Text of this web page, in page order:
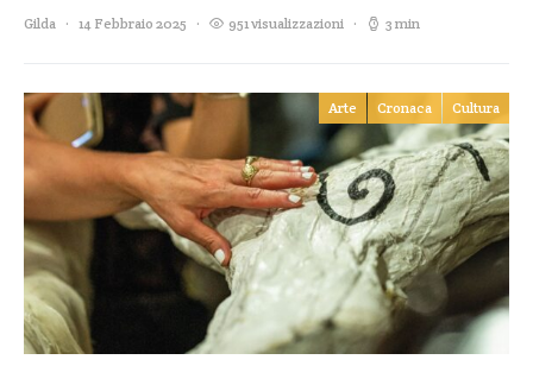
Gilda 14 Febbraio 2025 951 visualizzazioni 3 min
Arte Cronaca Cultura